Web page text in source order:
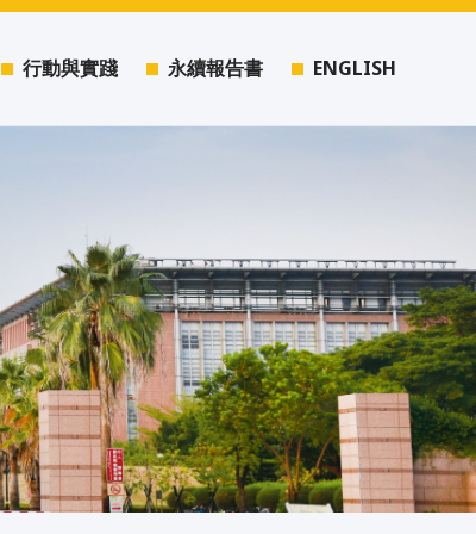
行動與實踐 永續報告書 ENGLISH